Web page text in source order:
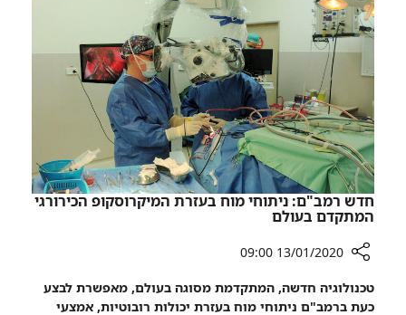
מאירופה
להגיע
לרמב"ם
חדש רמב"ם: ניתוחי מוח בעזרת המיקרוסקופ הכירורגי
המתקדם בעולם
שיתוף
13/01/2020 09:00
טכנולוגיה חדשה, המתקדמת מסוגה בעולם, מאפשרת לבצע
כעת ברמב"ם ניתוחי מוח בעזרת יכולות רובוטיות, אמצעי